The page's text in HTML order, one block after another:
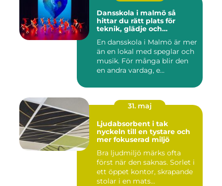
Dansskola i malmö så
hittar du rätt plats för
teknik, glädje och
En dansskola i Malmö är mer
än en lokal med speglar och
musik. För många blir den
en andra vardag, e...
31. maj
Ljudabsorbent i tak
nyckeln till en tystare och
mer fokuserad miljö
Bra ljudmiljö märks ofta
först när den saknas. Sorlet i
ett öppet kontor, skrapande
stolar i en mats...